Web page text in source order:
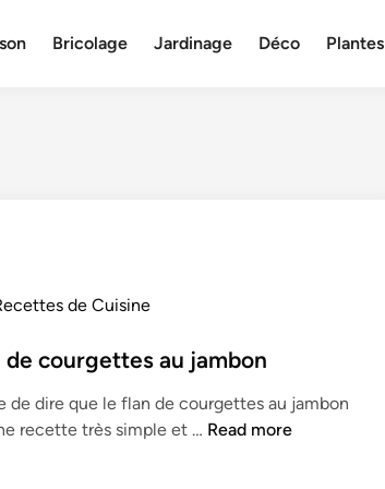
Bricolage Jardinage Déco Plantes
de Cuisine
de courgettes au jambon
de dire que le flan de courgettes au jambon
recette très simple et … F
Read more